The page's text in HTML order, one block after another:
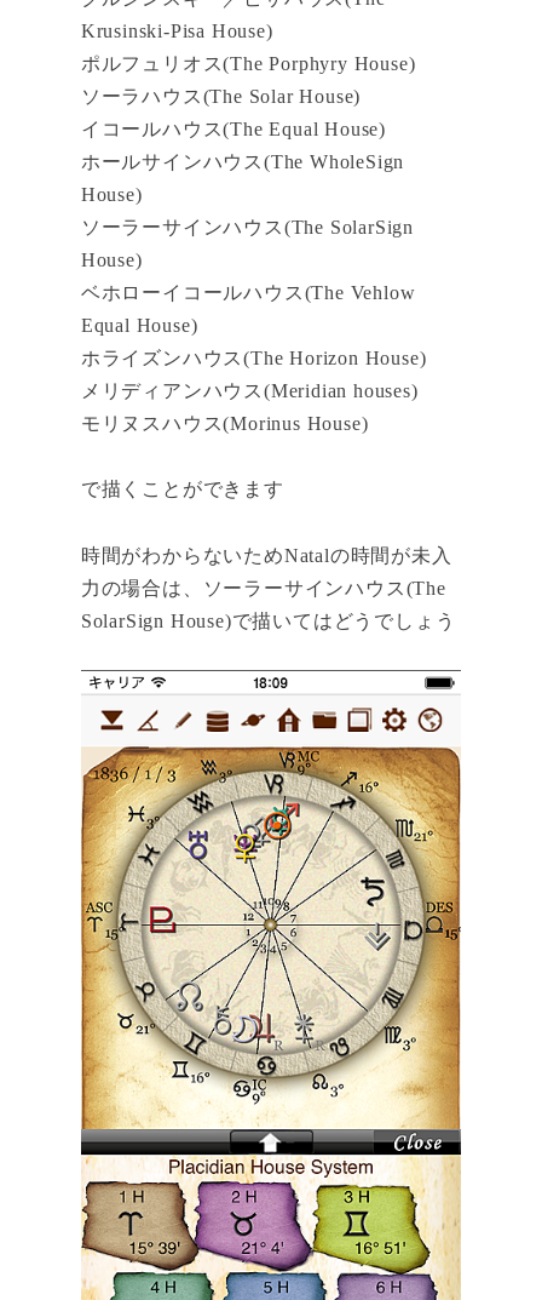
Krusinski-Pisa House)
ポルフュリオス(The Porphyry House)
ソーラハウス(The Solar House)
イコールハウス(The Equal House)
ホールサインハウス(The WholeSign
House)
ソーラーサインハウス(The SolarSign
House)
ベホローイコールハウス(The Vehlow
Equal House)
ホライズンハウス(The Horizon House)
メリディアンハウス(Meridian houses)
モリヌスハウス(Morinus House)
で描くことができます
時間がわからないためNatalの時間が未入
力の場合は、ソーラーサインハウス(The
SolarSign House)で描いてはどうでしょう